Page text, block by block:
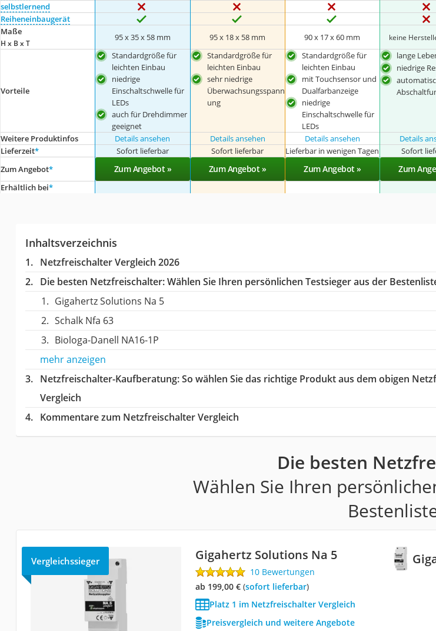
selbstlernend
Reiheneinbaugerät
Maße
H x B x T
95 x 35 x 58 mm 95 x 18 x 58 mm 90 x 17 x 60 mm keine
Vorteile
Standardgröße für
leichten Einbau
niedrige
Einschaltschwelle für
LEDs
auch für Drehdimmer
geeignet
Standardgröße für
leichten Einbau
sehr niedrige
Überwachsungsspann
ung
Standardgröße für
leichten Einbau
mit Touchsensor und
Dualfarbanzeige
niedrige
Einschaltschwelle für
LEDs
lange
niedrige
Weitere Produktinfos Details ansehen Details ansehen Details ansehen Details
Lieferzeit* Sofort lieferbar Sofort lieferbar Lieferbar in wenigen Tagen Sofort
Zum Angebot* Zum Angebot » Zum Angebot » Zum Angebot » Zum
Erhältlich bei*
Inhaltsverzeichnis
Netzfreischalter Vergleich 2026
Die besten Netzfreischalter:Wählen Sie Ihren persönlichen Testsieger aus der
Gigahertz Solutions Na 5
Schalk Nfa 63
Biologa-Danell NA16-1P
mehr anzeigen
Netzfreischalter-Kaufberatung: So wählen Sie das richtige Produkt aus dem obigen
Vergleich
Kommentare zum Netzfreischalter Vergleich
Die besten
Wählen Sie Ihren
Vergleichssieger Gigahertz Solutions Na 5
10 Bewertungen
ab 199,00 €( Sofort lieferbar)
Platz 1 im Netzfreischalter Vergleich
Preisvergleich und weitere Angebote